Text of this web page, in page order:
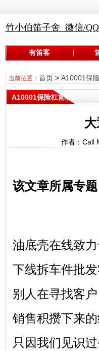
竹小伯笛子舍 微信/QQ
有笛客
当前位置： 首页> A10001保
A10001保险杠前杠
作者：Call
该文章所属专题
油底壳在线致
下线拆车件批发
别人在寻找客
销售积攒下来的
只因我们见识